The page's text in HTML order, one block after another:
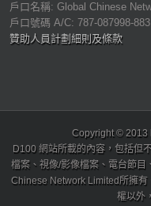
戶口名稱: Global Chinese
戶口號碼 A/C: 787-087998-883
贊助人員計劃細則及條款
Copyright © 2013
D100 網站所載的內容，包括但
檔案、視像/影像檔案、電台節
Chinese Network Limited所擁
權以外